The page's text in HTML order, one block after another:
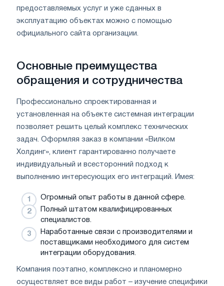
предоставляемых услуг и уже сданных в
эксплуатацию объектах можно с помощью
официального сайта организации.
Основные преимущества
обращения и сотрудничества
Профессионально спроектированная и
установленная на объекте системная интеграции
позволяет решить целый комплекс технических
задач. Оформляя заказ в компании «Вилком
Холдинг», клиент гарантированно получаете
индивидуальный и всесторонний подход к
выполнению интересующих его интеграций. Имея:
Огромный опыт работы в данной сфере.
Полный штатом квалифицированных
специалистов.
Наработанные связи с производителями и
поставщиками необходимого для систем
интеграции оборудования.
Компания поэтапно, комплексно и планомерно
осуществляет все виды работ – изучение специфики